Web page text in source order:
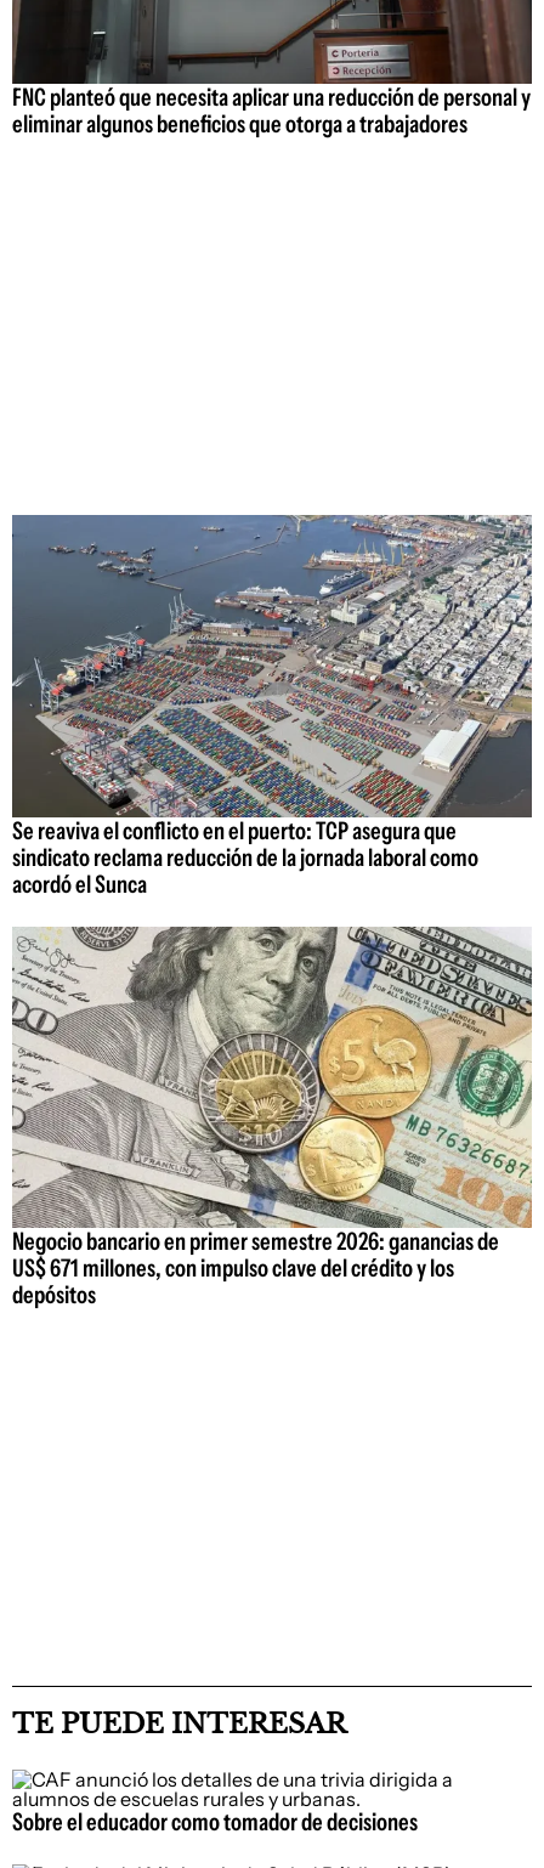
FNC planteó que necesita aplicar una reducción de personal y
eliminar algunos beneficios que otorga a trabajadores
Se reaviva el conflicto en el puerto: TCP asegura que
sindicato reclama reducción de la jornada laboral como
acordó el Sunca
Negocio bancario en primer semestre 2026: ganancias de
US$ 671 millones, con impulso clave del crédito y los
depósitos
TE PUEDE INTERESAR
Sobre el educador como tomador de decisiones